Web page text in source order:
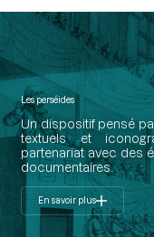
Les perséides
Un dispositif pensé
textuels et
partenariat avec des
documentaires.
En savoir plus